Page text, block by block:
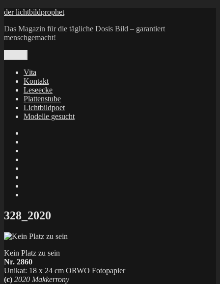
Zum
springen
der lichtbildprophet
Das Magazin für die tägliche Dosis Bild – garantiert
menschgemacht!
Vita
Kontakt
Leseecke
Plattenstube
Lichtbildpoet
Modelle gesucht
X
328_2020
Kein Platz zu sein
Nr. 2860
Unikat: 18 x 24 cm ORWO Fotopapier
(c) 2020 Makkerrony